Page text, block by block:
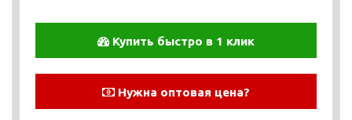
Купить быстро в 1 клик
Нужна оптовая цена?